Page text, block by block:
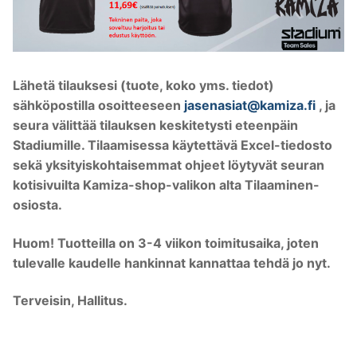
Lähetä tilauksesi (tuote, koko yms. tiedot)
sähköpostilla osoitteeseen jasenasiat@kamiza.fi , ja
seura välittää tilauksen keskitetysti eteenpäin
Stadiumille. Tilaamisessa käytettävä Excel-tiedosto
sekä yksityiskohtaisemmat ohjeet löytyvät seuran
kotisivuilta Kamiza-shop-valikon alta Tilaaminen-
osiosta.
Huom! Tuotteilla on 3-4 viikon toimitusaika, joten
tulevalle kaudelle hankinnat kannattaa tehdä jo nyt.
Terveisin, Hallitus.